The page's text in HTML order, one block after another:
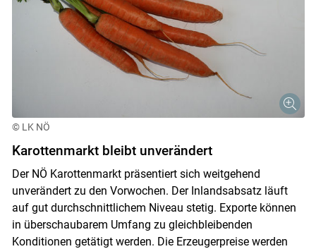
© LK NÖ
Karottenmarkt bleibt unverändert
Der NÖ Karottenmarkt präsentiert sich weitgehend
unverändert zu den Vorwochen. Der Inlandsabsatz läuft
auf gut durchschnittlichem Niveau stetig. Exporte können
in überschaubarem Umfang zu gleichbleibenden
Konditionen getätigt werden. Die Erzeugerpreise werden